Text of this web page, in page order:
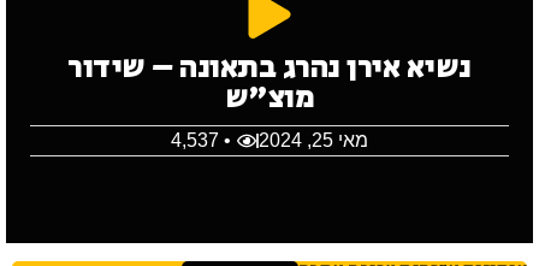
נשיא אירן נהרג בתאונה – שידור
מוצ"ש
מאי 25, 2024 • 4,537